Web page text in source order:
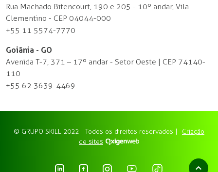
Rua Machado Bitencourt, 190 e 205 - 10º andar, Vila
Clementino - CEP 04044-000
+55 11 5574-7770
Goiânia - GO
Avenida T-7, 371 – 17º andar - Setor Oeste | CEP 74140-
110
+55 62 3639-4469
© GRUPO SKILL 2022 | Todos os direitos reservados |
Criação
de sites